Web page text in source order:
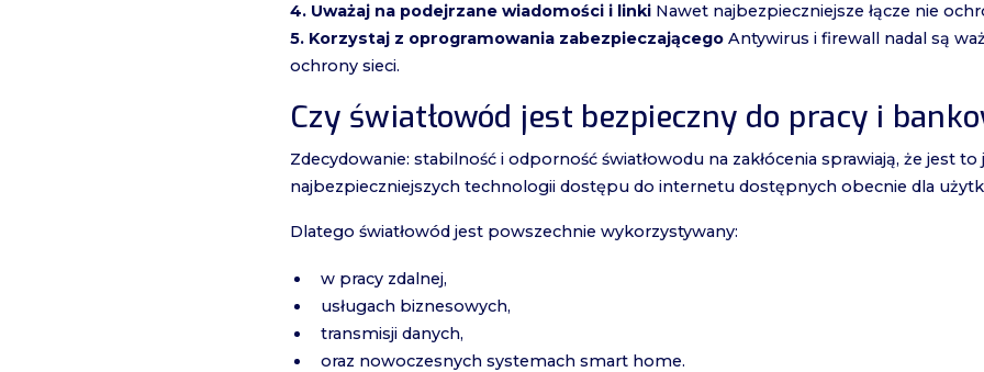
4. Uważaj na podejrzane wiadomości i linki Nawet najbezpieczniejsze łącze nie
5. Korzystaj z oprogramowania zabezpieczającego Antywirus i firewall nadal są
ochrony sieci.
Czy światłowód jest bezpieczny do pracy i
Zdecydowanie: stabilność i odporność światłowodu na zakłócenia sprawiają, że jest to
najbezpieczniejszych technologii dostępu do internetu dostępnych obecnie dla
Dlatego światłowód jest powszechnie wykorzystywany:
w pracy zdalnej,
usługach biznesowych,
transmisji danych,
oraz nowoczesnych systemach smart home.